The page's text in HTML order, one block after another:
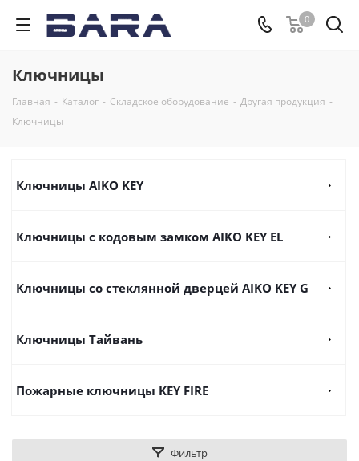
0
Ключницы
Главная - Каталог - Складское оборудование - Другая продукция -
Ключницы
Ключницы AIKO KEY
Ключницы с кодовым замком AIKO KEY EL
Ключницы со стеклянной дверцей AIKO KEY G
Ключницы Тайвань
Пожарные ключницы KEY FIRE
Фильтр